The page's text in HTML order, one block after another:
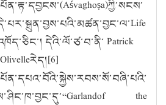
Aśvaghoṣa)ཀྱི་སངས་
Life
དེའི་ལོ་ཙ་བ་ནི་ Patrick
Olivelleརེད།[6]
“Garlandof the